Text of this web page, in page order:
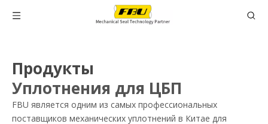
Продукты
Уплотнения для ЦБП
FBU является одним из самых профессиональных
поставщиков механических уплотнений в Китае для